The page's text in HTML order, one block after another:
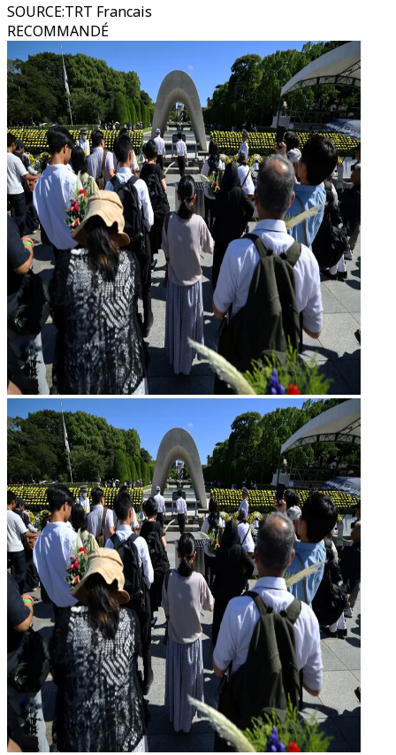
SOURCE:TRT Francais
RECOMMANDÉ